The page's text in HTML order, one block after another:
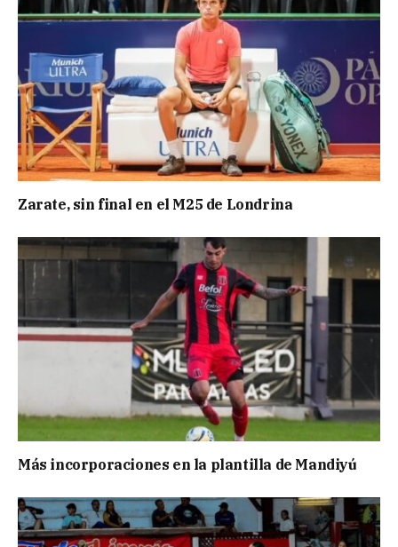
Zarate, sin final en el M25 de Londrina
Más incorporaciones en la plantilla de Mandiyú